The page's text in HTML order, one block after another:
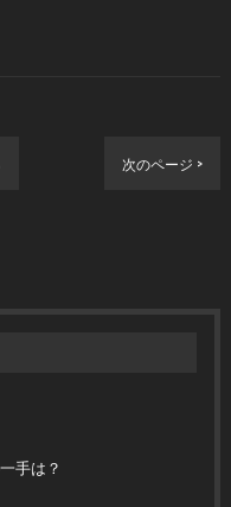
次のページ >
手は？